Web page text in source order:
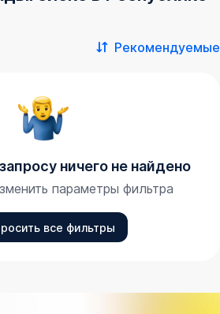
Рекомендуемые
ничего не найдено
параметры фильтра
все фильтры